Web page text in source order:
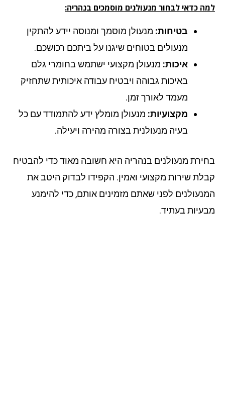
כדאי לבחור מנעולנים מוסמכים בנהריה:
בטיחות:מנעולן מוסמך ומנוסה יידע להתקין
מנעולים בטוחים שיגנו על ביתכם רכושכם.
איכות:מנעולן מקצועי ישתמש בחומרי גלם
באיכות גבוהה ויבטיח עבודה איכותית שתחזיק
מעמד לאורך זמן.
מקצועיות:מנעולן מומלץ ידע להתמודד עם כל
בעיה מנעולנית בצורה מהירה ויעילה.
מנעולנים בנהריה היא חשובה מאוד כדי להבטיח
שירות מקצועי ואמין. הקפידו לבדוק היטב את
לפני שאתם מזמינים אותם, כדי להימנע
בעתיד.